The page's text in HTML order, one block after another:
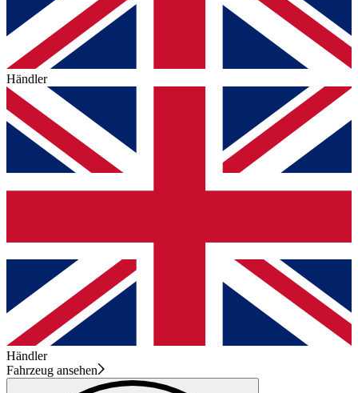
Händler
Händler
Fahrzeug ansehen